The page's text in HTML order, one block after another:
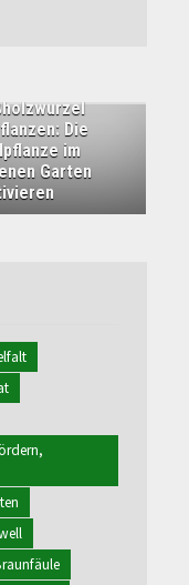
Die
im
Garten